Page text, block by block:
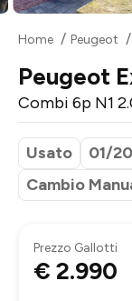
Home Peugeot
Peugeot
Combi 6p N1
Usato 01/
Cambio
Prezzo Gallotti
€ 2.990